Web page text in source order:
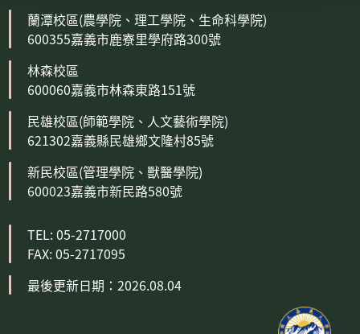
蘭潭校區(農學院、理工學院、生命科學院)
600355嘉義市鹿寮里學府路300號
林森校區
600060嘉義市林森東路151號
民雄校區(師範學院、人文藝術學院)
621302嘉義縣民雄鄉文隆村85號
新民校區(管理學院、獸醫學院)
600023嘉義市新民路580號
TEL: 05-2717000
FAX: 05-2717095
最後更新日期：2026.08.04